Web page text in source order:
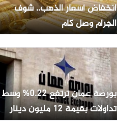
انخفاض أسعار الذهب.. شوف
الجرام وصل كام
بورصة عمان ترتفع 0.22% وسط
تداولات بقيمة 12 مليون دينار